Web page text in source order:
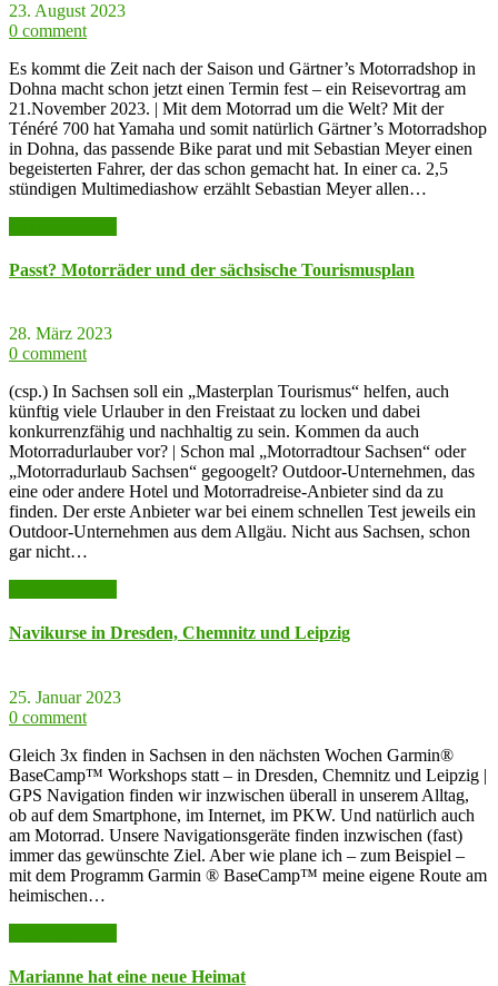
23. August 2023
0 comment
Es kommt die Zeit nach der Saison und Gärtner’s Motorradshop in
Dohna macht schon jetzt einen Termin fest – ein Reisevortrag am
21.November 2023. | Mit dem Motorrad um die Welt? Mit der
Ténéré 700 hat Yamaha und somit natürlich Gärtner’s Motorradshop
in Dohna, das passende Bike parat und mit Sebastian Meyer einen
begeisterten Fahrer, der das schon gemacht hat. In einer ca. 2,5
stündigen Multimediashow erzählt Sebastian Meyer allen…
Passt? Motorräder und der sächsische Tourismusplan
28. März 2023
0 comment
(csp.) In Sachsen soll ein „Masterplan Tourismus“ helfen, auch
künftig viele Urlauber in den Freistaat zu locken und dabei
konkurrenzfähig und nachhaltig zu sein. Kommen da auch
Motorradurlauber vor? | Schon mal „Motorradtour Sachsen“ oder
„Motorradurlaub Sachsen“ gegoogelt? Outdoor-Unternehmen, das
eine oder andere Hotel und Motorradreise-Anbieter sind da zu
finden. Der erste Anbieter war bei einem schnellen Test jeweils ein
Outdoor-Unternehmen aus dem Allgäu. Nicht aus Sachsen, schon
gar nicht…
Navikurse in Dresden, Chemnitz und Leipzig
25. Januar 2023
0 comment
Gleich 3x finden in Sachsen in den nächsten Wochen Garmin®
BaseCamp™ Workshops statt – in Dresden, Chemnitz und Leipzig |
GPS Navigation finden wir inzwischen überall in unserem Alltag,
ob auf dem Smartphone, im Internet, im PKW. Und natürlich auch
am Motorrad. Unsere Navigationsgeräte finden inzwischen (fast)
immer das gewünschte Ziel. Aber wie plane ich – zum Beispiel –
mit dem Programm Garmin ® BaseCamp™ meine eigene Route am
heimischen…
Marianne hat eine neue Heimat